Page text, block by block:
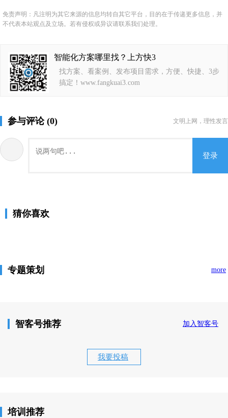
免责声明：凡注明为其它来源的信息均转自其它平台，目的在于传递更多信息，并
不代表本站观点及立场。若有侵权或异议请联系我们处理。
智能化方案哪里找？上方快3
找方案、看案例、发布项目需求，方便、快捷、3步
搞定！www.fangkuai3.com
参与评论 (0) 文明上网，理性发言
登录
猜你喜欢
专题策划 more
智客号推荐 加入智客号
我要投稿
培训推荐